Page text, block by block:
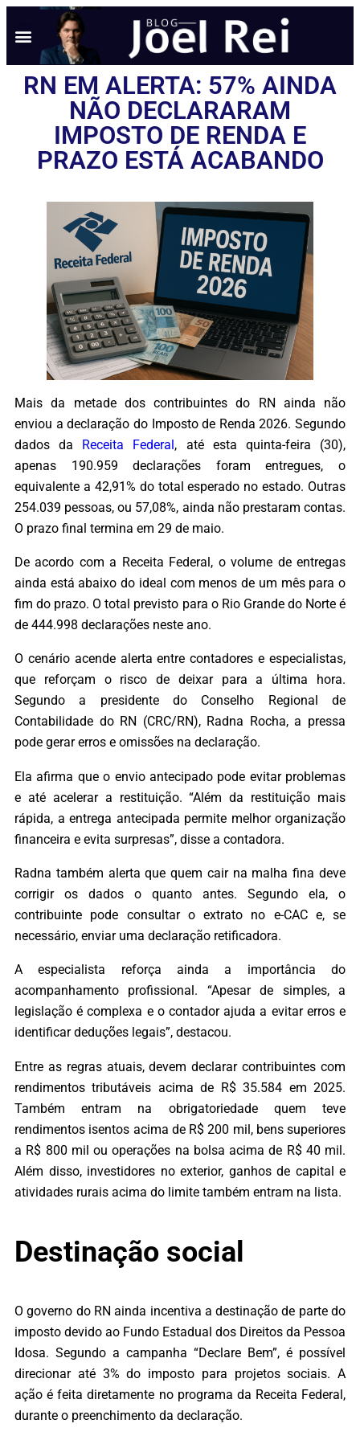
RN EM ALERTA: 57% AINDA
NÃO DECLARARAM
IMPOSTO DE RENDA E
PRAZO ESTÁ ACABANDO
Mais da metade dos contribuintes do RN ainda não
enviou a declaração do Imposto de Renda 2026. Segundo
dados da Receita Federal, até esta quinta-feira (30),
apenas 190.959 declarações foram entregues, o
equivalente a 42,91% do total esperado no estado. Outras
254.039 pessoas, ou 57,08%, ainda não prestaram contas.
O prazo final termina em 29 de maio.
De acordo com a Receita Federal, o volume de entregas
ainda está abaixo do ideal com menos de um mês para o
fim do prazo. O total previsto para o Rio Grande do Norte é
de 444.998 declarações neste ano.
O cenário acende alerta entre contadores e especialistas,
que reforçam o risco de deixar para a última hora.
Segundo a presidente do Conselho Regional de
Contabilidade do RN (CRC/RN), Radna Rocha, a pressa
pode gerar erros e omissões na declaração.
Ela afirma que o envio antecipado pode evitar problemas
e até acelerar a restituição. “Além da restituição mais
rápida, a entrega antecipada permite melhor organização
financeira e evita surpresas”, disse a contadora.
Radna também alerta que quem cair na malha fina deve
corrigir os dados o quanto antes. Segundo ela, o
contribuinte pode consultar o extrato no e-CAC e, se
necessário, enviar uma declaração retificadora.
A especialista reforça ainda a importância do
acompanhamento profissional. “Apesar de simples, a
legislação é complexa e o contador ajuda a evitar erros e
identificar deduções legais”, destacou.
Entre as regras atuais, devem declarar contribuintes com
rendimentos tributáveis acima de R$ 35.584 em 2025.
Também entram na obrigatoriedade quem teve
rendimentos isentos acima de R$ 200 mil, bens superiores
a R$ 800 mil ou operações na bolsa acima de R$ 40 mil.
Além disso, investidores no exterior, ganhos de capital e
atividades rurais acima do limite também entram na lista.
Destinação social
O governo do RN ainda incentiva a destinação de parte do
imposto devido ao Fundo Estadual dos Direitos da Pessoa
Idosa. Segundo a campanha “Declare Bem”, é possível
direcionar até 3% do imposto para projetos sociais. A
ação é feita diretamente no programa da Receita Federal,
durante o preenchimento da declaração.